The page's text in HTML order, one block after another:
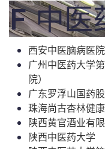
F 中医
西安中医脑病医院
广州中医药大学
院）
广东罗浮山国药
珠海尚古杏林健
陕西黄官酒业有
陕西中医药大学